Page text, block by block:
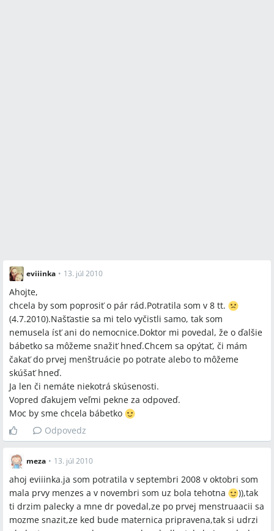
eviiinka • 13. júl 2010
Ahojte,
chcela by som poprosiť o pár rád.Potratila som v 8 tt.
(4.7.2010).Našťastie sa mi telo vyčistli samo, tak som
nemusela ísť ani do nemocnice.Doktor mi povedal, že o ďalšie
bábetko sa môžeme snažiť hneď.Chcem sa opýtať, či mám
čakať do prvej menštruácie po potrate alebo to môžeme
skúšať hneď.
Ja len či nemáte niekotrá skúsenosti.
Vopred ďakujem veľmi pekne za odpoveď.
Moc by sme chcela bábetko
Odpovedz
meza • 13. júl 2010
ahoj eviiinka.ja som potratila v septembri 2008 v oktobri som
mala prvy menzes a v novembri som uz bola tehotna
)),tak
ti drzim palecky a mne dr povedal,ze po prvej menstruaacii sa
mozme snazit,ze ked bude maternica pripravena,tak si udrzi